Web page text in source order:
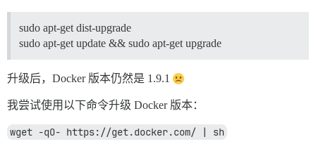
sudo apt-get dist-upgrade
sudo apt-get update && sudo apt-get upgrade
升级后，Docker 版本仍然是 1.9.1
我尝试使用以下命令升级 Docker 版本：
wget -qO- https://get.docker.com/ | sh